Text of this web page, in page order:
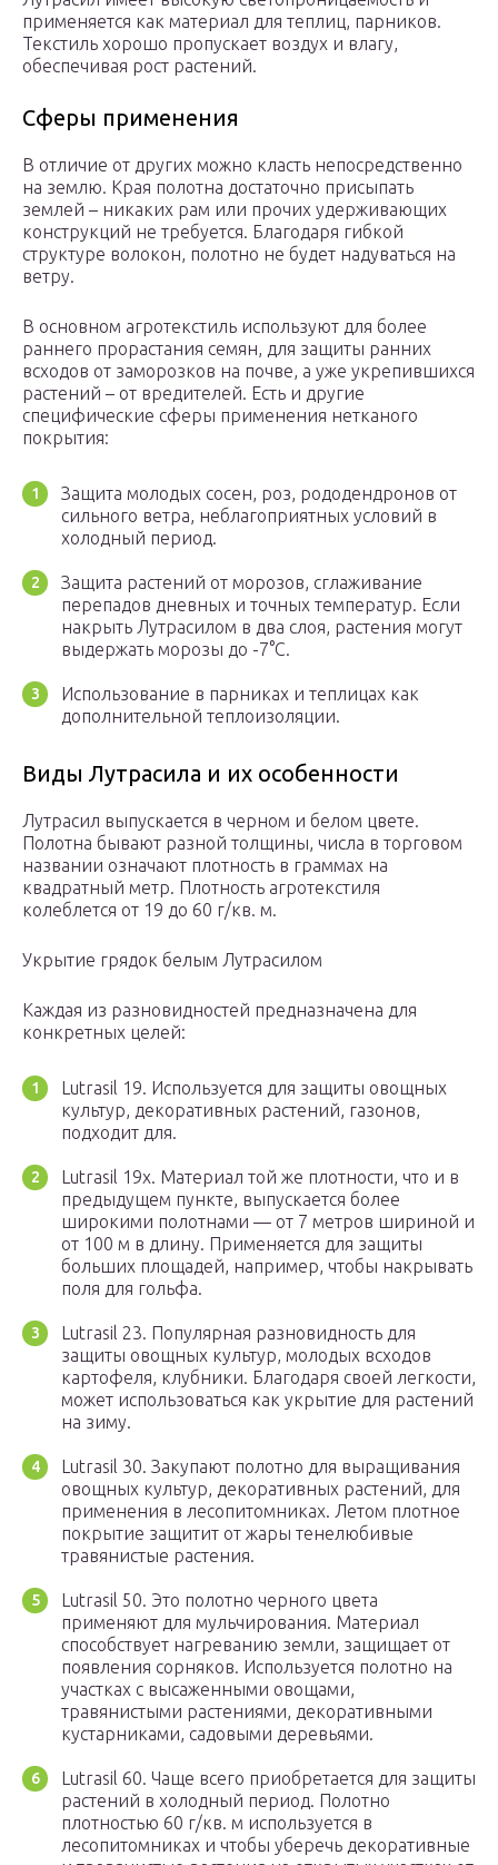
применяется как материал для теплиц, парников.
Текстиль хорошо пропускает воздух и влагу,
обеспечивая рост растений.
Сферы применения
В отличие от других можно класть непосредственно
на землю. Края полотна достаточно присыпать
землей – никаких рам или прочих удерживающих
конструкций не требуется. Благодаря гибкой
структуре волокон, полотно не будет надуваться на
ветру.
В основном агротекстиль используют для более
раннего прорастания семян, для защиты ранних
всходов от заморозков на почве, а уже укрепившихся
растений – от вредителей. Есть и другие
специфические сферы применения нетканого
покрытия:
Защита молодых сосен, роз, рододендронов от
сильного ветра, неблагоприятных условий в
холодный период.
Защита растений от морозов, сглаживание
перепадов дневных и точных температур. Если
накрыть Лутрасилом в два слоя, растения могут
выдержать морозы до -7°C.
Использование в парниках и теплицах как
дополнительной теплоизоляции.
Виды Лутрасила и их особенности
Лутрасил выпускается в черном и белом цвете.
Полотна бывают разной толщины, числа в торговом
названии означают плотность в граммах на
квадратный метр. Плотность агротекстиля
колеблется от 19 до 60 г/кв. м.
Укрытие грядок белым Лутрасилом
Каждая из разновидностей предназначена для
конкретных целей:
Lutrasil 19. Используется для защиты овощных
культур, декоративных растений, газонов,
подходит для.
Lutrasil 19x. Материал той же плотности, что и в
предыдущем пункте, выпускается более
широкими полотнами — от 7 метров шириной и
от 100 м в длину. Применяется для защиты
больших площадей, например, чтобы накрывать
поля для гольфа.
Lutrasil 23. Популярная разновидность для
защиты овощных культур, молодых всходов
картофеля, клубники. Благодаря своей легкости,
может использоваться как укрытие для растений
на зиму.
Lutrasil 30. Закупают полотно для выращивания
овощных культур, декоративных растений, для
применения в лесопитомниках. Летом плотное
покрытие защитит от жары тенелюбивые
травянистые растения.
Lutrasil 50. Это полотно черного цвета
применяют для мульчирования. Материал
способствует нагреванию земли, защищает от
появления сорняков. Используется полотно на
участках с высаженными овощами,
травянистыми растениями, декоративными
кустарниками, садовыми деревьями.
Lutrasil 60. Чаще всего приобретается для защиты
растений в холодный период. Полотно
плотностью 60 г/кв. м используется в
лесопитомниках и чтобы уберечь декоративные